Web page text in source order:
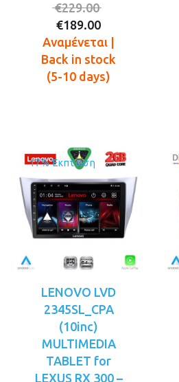
€229.00
was:
€229.00.
€189.00
τρέχουσα
τιμή
είναι:
Αναμένεται |
Back in stock
(5-10 days)
17% Έκπτωση
LENOVO LVD
2345SL_CPA
(10inc)
MULTIMEDIA
TABLET for
LEXUS RX 300 –